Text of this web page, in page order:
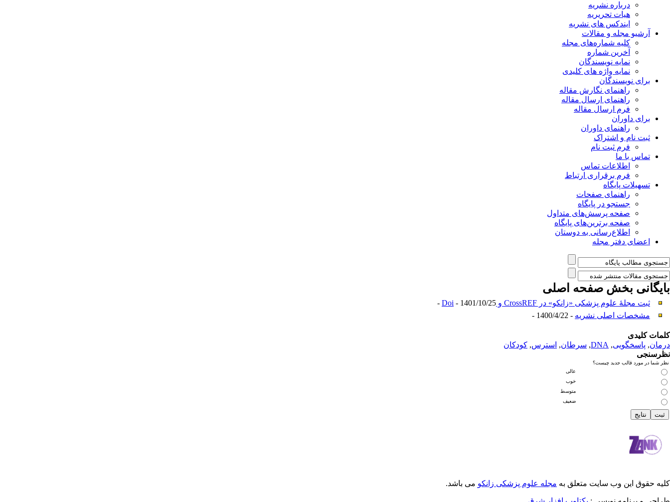
درباره نشریه
هیات تحریریه
ایندکس های نشریه
آرشیو مجله و مقالات
کلیه شماره‌های مجله
آخرین شماره
نمایه نویسندگان
نمایه واژه های کلیدی
برای نویسندگان
راهنمای نگارش مقاله
راهنمای ارسال مقاله
فرم ارسال مقاله
برای داوران
راهنمای داوران
ثبت نام و اشتراک
فرم ثبت نام
تماس با ما
اطلاعات تماس
فرم برقراری ارتباط
تسهیلات پایگاه
راهنمای صفحات
جستجو در پایگاه
صفحه پرسش‌های متداول
صفحه برترین‌های پایگاه
اطلاع‌رسانی به دوستان
اعضای دفتر مجله
بایگانی بخش صفحه اصلی
ثبت مجلهٔ علوم پزشکی «زانکو» در CrossREF و Doi
- 1401/10/25 -
مشخصات اصلی نشریه - 1400/4/22 -
کلمات کلیدی
درمان, پاسخگویی,
DNA
, سرطان, استرس, کودکان
نظرسنجی
نظر شما در مورد قالب جدید چیست؟
عالی
خوب
متوسط
ضعیف
کلیه حقوق این وب سایت متعلق به مجله علوم پزشکی زانکو می باشد.